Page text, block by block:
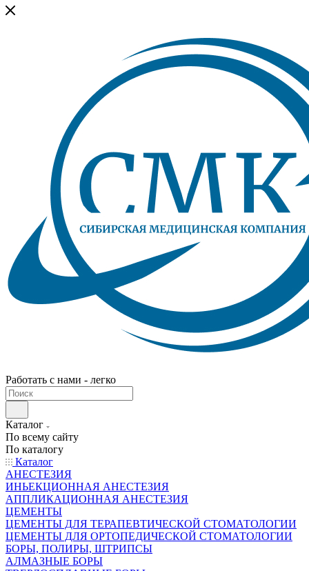
Работать с нами - легко
Каталог
По всему сайту
По каталогу
Каталог
АНЕСТЕЗИЯ
ИНЬЕКЦИОННАЯ АНЕСТЕЗИЯ
АППЛИКАЦИОННАЯ АНЕСТЕЗИЯ
ЦЕМЕНТЫ
ЦЕМЕНТЫ ДЛЯ ТЕРАПЕВТИЧЕСКОЙ СТОМАТОЛОГИИ
ЦЕМЕНТЫ ДЛЯ ОРТОПЕДИЧЕСКОЙ СТОМАТОЛОГИИ
БОРЫ, ПОЛИРЫ, ШТРИПСЫ
АЛМАЗНЫЕ БОРЫ